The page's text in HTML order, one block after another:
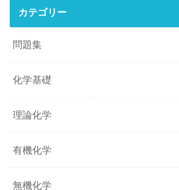
カテゴリー
問題集
化学基礎
理論化学
有機化学
無機化学